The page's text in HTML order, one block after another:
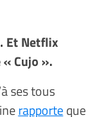
Et Netflix
Cujo ».
ses tous
rapporteque